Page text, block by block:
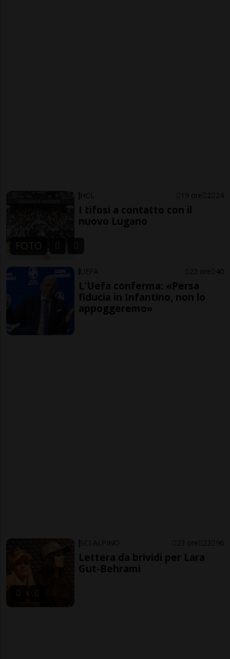
FOTO
HCL 19 ore 2 24
I tifosi a contatto con il
nuovo Lugano
UEFA 22 ore 40
L'Uefa conferma: «Persa
fiducia in Infantino, non lo
appoggeremo»
SCI ALPINO 23 ore 22 96
Lettera da brividi per Lara
Gut-Behrami